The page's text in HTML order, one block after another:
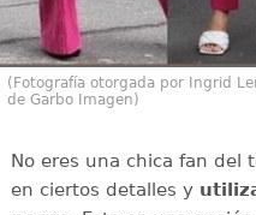
(Fotografía otorgada por Ingrid
de Garbo Imagen)
No eres una chica fan del
en ciertos detalles y